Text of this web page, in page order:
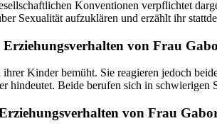
Konventionen verpflichtet
Sexualität aufzuklären und erzählt ihr
Erziehungsverhalten von Frau
Kinder bemüht. Sie reagieren jedoch
hindeutet. Beide berufen sich in
von Frau